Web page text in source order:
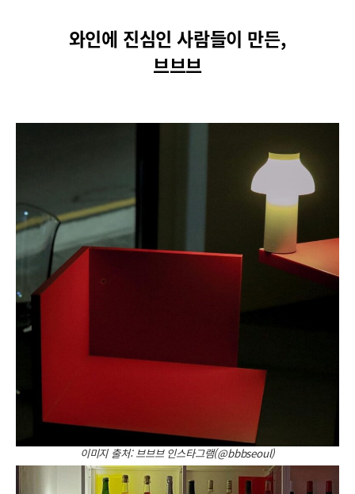
와인에 진심인 사람들이 만든,
브브브
이미지 출처: 브브브 인스타그램(@bbbseoul)